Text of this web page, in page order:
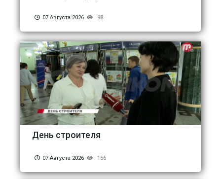
07 Августа 2026 98
День строителя
07 Августа 2026 156